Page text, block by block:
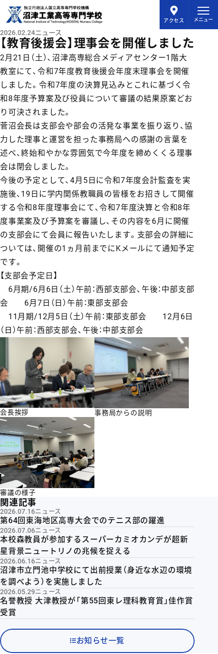
アクセス メニュー
【教育後援会】理事会を開催しました
2026.02.24ニュース
2月21日（土）、沼津高専総合メディアセンター1階大
教室にて、令和7年度教育後援会年度末理事会を開催
しました。令和7年度の決算見込みとこれに基づく令
和8年度予算案及び役員について審議の結果原案どお
り可決されました。
菅沼会長は支部会や部会の活発な事業を振り返り、協
力した理事と運営を担った事務局への感謝の言葉を
述べ、終始和やかな雰囲気で今年度を締めくくる理事
会は閉会しました。
今後の予定として、4月5日に令和7年度会計監査を実
施後、19日に学内関係教職員の皆様をお招きして開催
する令和8年度理事会にて、令和7年度決算と令和8年
度事業案及び予算案を審議し、その内容を6月に開催
の支部会にて会員に報告いたします。支部会の詳細に
ついては、開催の1ヵ月前までにKメールにて通知予定
です。
【支部会予定日】
6月期/6月6日（土）午前：西部支部会、午後：中部支部
会 6月7日（日）午前：東部支部会
11月期/12月5日（土）午前：東部支部会 12月6日
（日）午前：西部支部会、午後：中部支部会
会長挨拶 事務局からの説明
審議の様子
関連記事
2026.07.16ニュース
第64回東海地区高専大会でのテニス部の躍進
2026.07.06ニュース
本校森教員が参加するスーパーカミオカンデが超新
星背景ニュートリノの兆候を捉える
2026.06.16ニュース
沼津市立門池中学校にて出前授業（身近な水辺の環境
を調べよう）を実施しました
2026.05.29ニュース
名誉教授 大津教授が「第55回東レ理科教育賞」佳作賞
受賞
お知らせ一覧